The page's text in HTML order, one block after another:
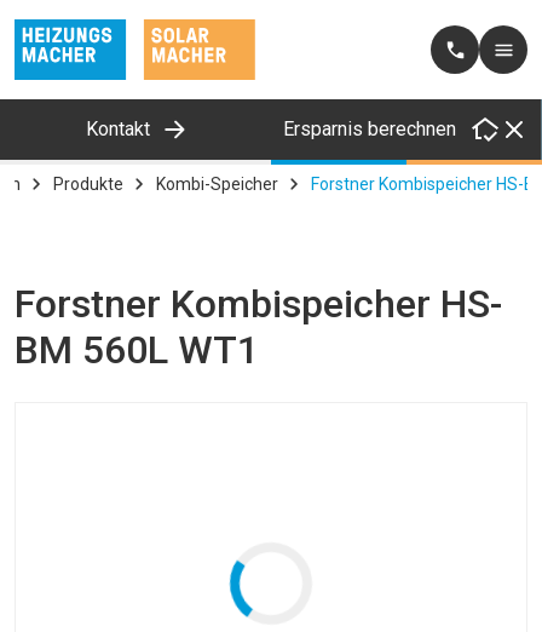
Kontakt Ersparnis berechnen
Produkte Kombi-Speicher Forstner Kombispeicher HS-
Forstner Kombispeicher HS-
BM 560L WT1